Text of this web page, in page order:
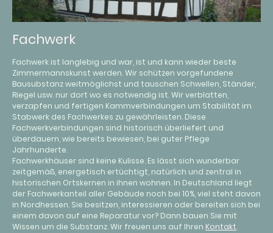
Fachwerk
Fachwerk ist langlebig und war, ist und kann wieder beste
Zimmermannskunst werden. Wir schützen vorgefundene
Bausubstanz weitmöglichst und tauschen Schwellen, Ständer,
Riegel usw. nur dort wo es notwendig ist. Wir verblatten,
verzapfen und fertigen Kammverbindungen um Stabilität im
Stabwerk des Fachwerkes zu gewährleisten. Diese
Fachwerkverbindungen sind historisch überliefert und
überdauern, wie bereits bewiesen, bei guter Pflege
Jahrhunderte.
Fachwerkhäuser sind keine Kulisse. Es lässt sich wunderbar
zeitgemäß, energetisch ertüchtigt, natürlich und zentral in
historischen Ortskernen in ihnen wohnen. In Deutschland liegt
der Fachwerkanteil aller Gebäude noch bei 10%, viel steht davon
in Nordhessen. Sie besitzen, interessieren oder bereiten sich bei
einem davon auf eine Reparatur vor? Dann bauen Sie mit
Wissen um die Substanz. Wir freuen uns auf Ihren Kontakt.